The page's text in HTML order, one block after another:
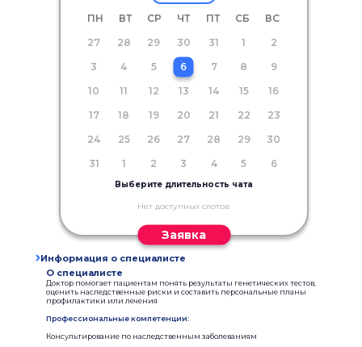
ПН ВТ СР ЧТ ПТ СБ
ВС
27
28 29 30 31 1
2
3
4 5 6 7 8
9
10
11 12 13 14 15
16
17
18 19 20 21 22
23
24
25 26 27 28 29
30
31
1 2 3 4 5 6
Выберите длительность чата
Нет доступных слотов
Заявка
Информация о специалисте
О специалисте
Доктор помогает пациентам понять результаты генетических тестов,
оценить наследственные риски и составить персональные планы
профилактики или лечения
Профессиональные компетенции:
Консультирование по наследственным заболеваниям